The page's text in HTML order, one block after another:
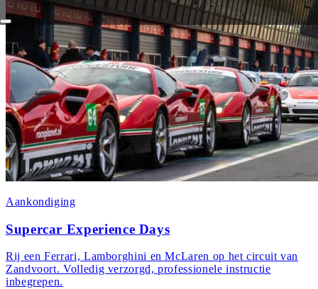
Aankondiging
Supercar Experience Days
Rij een Ferrari, Lamborghini en McLaren op het circuit van
Zandvoort. Volledig verzorgd, professionele instructie
inbegrepen.